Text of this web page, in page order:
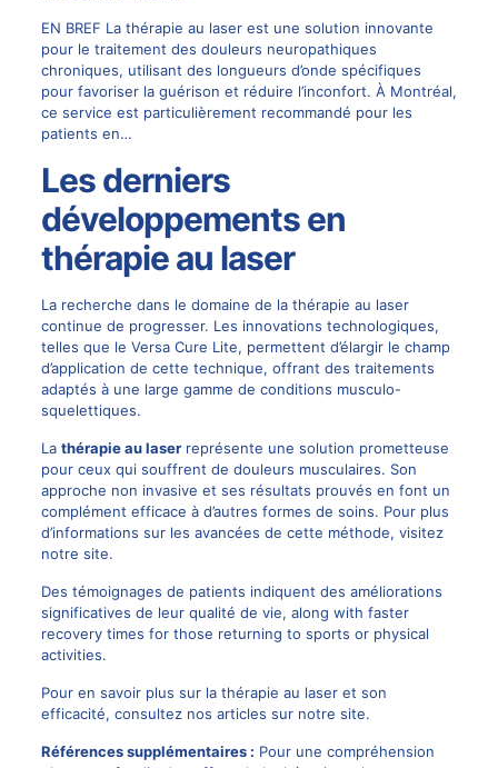
EN BREF La thérapie au laser est une solution innovante
pour le traitement des douleurs neuropathiques
chroniques, utilisant des longueurs d’onde spécifiques
pour favoriser la guérison et réduire l’inconfort. À Montréal,
ce service est particulièrement recommandé pour les
patients en…
Les derniers
développements en
thérapie au laser
La recherche dans le domaine de la thérapie au laser
continue de progresser. Les innovations technologiques,
telles que le Versa Cure Lite, permettent d’élargir le champ
d’application de cette technique, offrant des traitements
adaptés à une large gamme de conditions musculo-
squelettiques.
La thérapie au laserreprésente une solution prometteuse
pour ceux qui souffrent de douleurs musculaires. Son
approche non invasive et ses résultats prouvés en font un
complément efficace à d’autres formes de soins. Pour plus
d’informations sur les avancées de cette méthode, visitez
notre site.
Des témoignages de patients indiquent des améliorations
significatives de leur qualité de vie, along with faster
recovery times for those returning to sports or physical
activities.
Pour en savoir plus sur la thérapie au laser et son
efficacité, consultez nos articles sur notre site.
Références supplémentaires : Pour une compréhension